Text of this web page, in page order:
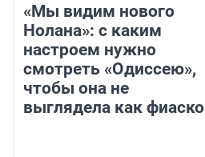
«Мы видим нового
Нолана»: с каким
настроем нужно
смотреть «Одиссею»,
чтобы она не
выглядела как фиаско